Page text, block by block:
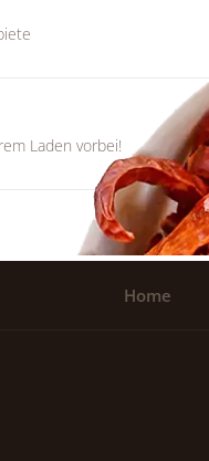
Laden vorbei!
Home